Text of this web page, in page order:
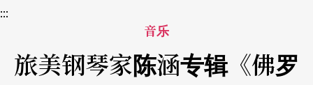
:::
音乐
旅美钢琴家陈涵专辑《佛罗